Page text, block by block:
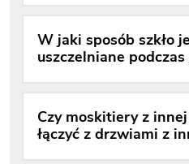
W jaki sposób szkło
uszczelniane
Czy moskitiery z
łączyć z drzwiami z